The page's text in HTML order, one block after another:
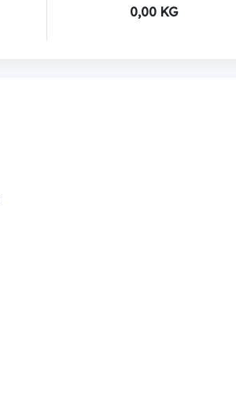
0,00 KG